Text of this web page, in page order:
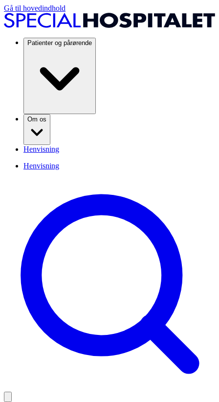
Gå til hovedindhold
Patienter og pårørende
Om os
Henvisning
Henvisning